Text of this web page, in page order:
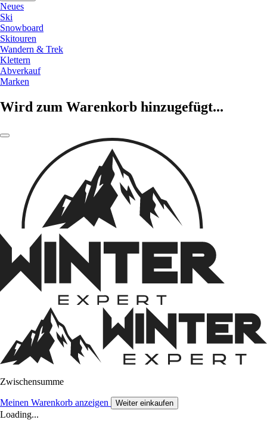
Neues
Ski
Snowboard
Skitouren
Wandern & Trek
Klettern
Abverkauf
Marken
Wird zum Warenkorb hinzugefügt...
Zwischensumme
Meinen Warenkorb anzeigen Weiter einkaufen
Loading...